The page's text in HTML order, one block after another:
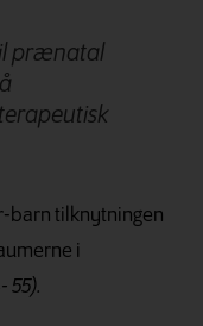
prænatal
barn tilknytningen
i
55).